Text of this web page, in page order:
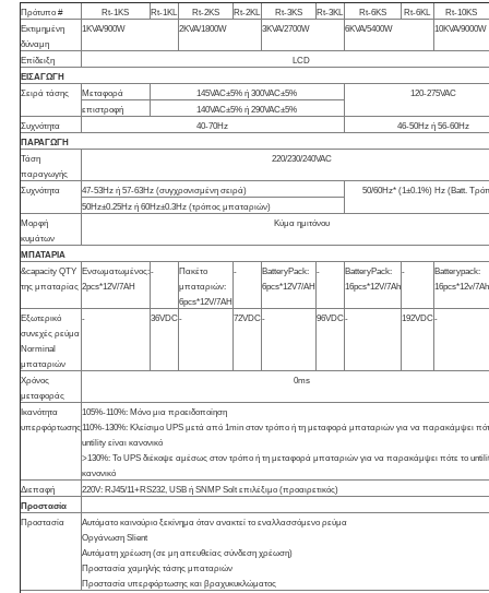
Πρότυπο # Rt-1KS Rt-1KL Rt-2KS Rt-2KL Rt-3KS Rt-3KL Rt-6KS Rt-6KL
Rt-10KS
Εκτιμημένη
δύναμη
1KVA/900W 2KVA/1800W 3KVA/2700W 6KVA/5400W 10KVA/9000W
Επίδειξη
LCD
ΕΙΣΑΓΩΓΗ
Σειρά τάσης
Μεταφορά 145VAC±5% ή 300VAC±5%
120-275VAC
επιστροφή
140VAC±5% ή 290VAC±5%
Συχνότητα
40-70Hz
46-50Hz ή 56-60Hz
ΠΑΡΑΓΩΓΗ
Τάση
παραγωγής
220/230/240VAC
Συχνότητα 47-53Hz ή 57-63Hz (συγχρονισμένη σειρά)
50/60Hz* (1±0.1%) Hz (Batt.
50Hz±0.25Hz ή 60Hz±0.3Hz (τρόπος μπαταριών)
Μορφή
κυμάτων
Κύμα ημιτόνου
ΜΠΑΤΑΡΙΑ
&capacity QTY
της μπαταρίας
Ενσωματωμένος:
2pcs*12V/7AH
-
Πακέτο
μπαταριών:
6pcs*12V/7AH
-
BatteryPack:
6pcs*12V7/AH
-
BatteryPack:
16pcs*12V/7Ah
-
Batterypack:
16pcs*12v/7Ah
Εξωτερικό
συνεχές ρεύμα
Norminal
μπαταριών
- 36VDC- 72VDC- 96VDC- 192VDC-
Χρόνος
μεταφοράς
0ms
Ικανότητα
υπερφόρτωσης
105%-110%: Μόνο μια προειδοποίηση
110%-130%: Κλείσιμο UPS μετά από 1min στον τρόπο ή τη μεταφορά μπαταριών για να παρακάμψει
untility είναι κανονικό
>130%: Το UPS διέκοψε αμέσως στον τρόπο ή τη μεταφορά μπαταριών για να παρακάμψει πότε το
κανονικό
Διεπαφή
220V: RJ45/11+RS232, USB ή SNMP Solt επιλέξιμο (προαιρετικός)
Προστασία
Προστασία
Αυτόματο καινούριο ξεκίνημα όταν ανακτεί το εναλλασσόμενο ρεύμα
Οργάνωση Slient
Αυτόματη χρέωση (σε μη απευθείας σύνδεση χρέωση)
Προστασία χαμηλής τάσης μπαταριών
Προστασία υπερφόρτωσης και βραχυκυκλώματος